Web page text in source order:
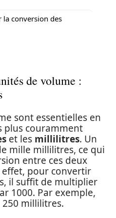
la conversion des
de volume :
sont essentielles en
plus couramment
et les millilitres. Un
mille millilitres, ce qui
entre ces deux
effet, pour convertir
il suffit de multiplier
1000. Par exemple,
millilitres.